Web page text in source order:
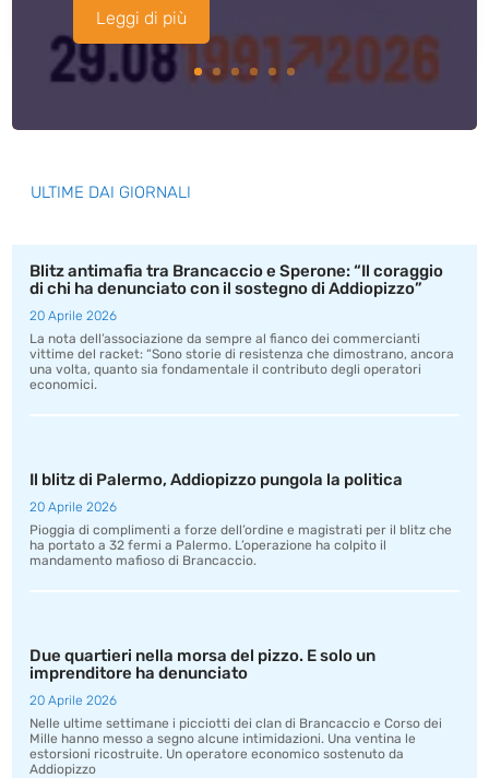
Leggi di più
ULTIME DAI GIORNALI
Blitz antimafia tra Brancaccio e Sperone: “Il coraggio
di chi ha denunciato con il sostegno di Addiopizzo”
20 Aprile 2026
La nota dell’associazione da sempre al fianco dei commercianti
vittime del racket: “Sono storie di resistenza che dimostrano, ancora
una volta, quanto sia fondamentale il contributo degli operatori
economici.
Il blitz di Palermo, Addiopizzo pungola la politica
20 Aprile 2026
Pioggia di complimenti a forze dell’ordine e magistrati per il blitz che
ha portato a 32 fermi a Palermo. L’operazione ha colpito il
mandamento mafioso di Brancaccio.
Due quartieri nella morsa del pizzo. E solo un
imprenditore ha denunciato
20 Aprile 2026
Nelle ultime settimane i picciotti dei clan di Brancaccio e Corso dei
Mille hanno messo a segno alcune intimidazioni. Una ventina le
estorsioni ricostruite. Un operatore economico sostenuto da
Addiopizzo